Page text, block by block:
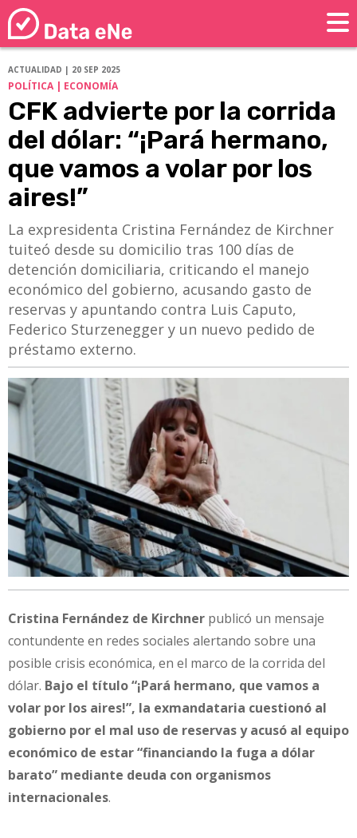
ACTUALIDAD | 20 SEP 2025
POLÍTICA | ECONOMÍA
CFK advierte por la corrida
del dólar: “¡Pará hermano,
que vamos a volar por los
aires!”
La expresidenta Cristina Fernández de Kirchner
tuiteó desde su domicilio tras 100 días de
detención domiciliaria, criticando el manejo
económico del gobierno, acusando gasto de
reservas y apuntando contra Luis Caputo,
Federico Sturzenegger y un nuevo pedido de
préstamo externo.
Cristina Fernández de Kirchner publicó un mensaje
contundente en redes sociales alertando sobre una
posible crisis económica, en el marco de la corrida del
dólar. Bajo el título “¡Pará hermano, que vamos a
volar por los aires!”, la exmandataria cuestionó al
gobierno por el mal uso de reservas y acusó al equipo
económico de estar “financiando la fuga a dólar
barato” mediante deuda con organismos
internacionales.